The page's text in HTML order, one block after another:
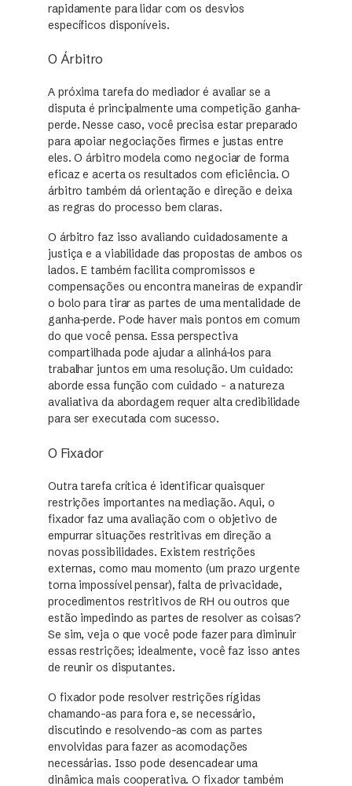
rapidamente para lidar com os desvios
específicos disponíveis.
O Árbitro
A próxima tarefa do mediador é avaliar se a
disputa é principalmente uma competição ganha-
perde. Nesse caso, você precisa estar preparado
para apoiar negociações firmes e justas entre
eles. O árbitro modela como negociar de forma
eficaz e acerta os resultados com eficiência. O
árbitro também dá orientação e direção e deixa
as regras do processo bem claras.
O árbitro faz isso avaliando cuidadosamente a
justiça e a viabilidade das propostas de ambos os
lados. E também facilita compromissos e
compensações ou encontra maneiras de expandir
o bolo para tirar as partes de uma mentalidade de
ganha-perde. Pode haver mais pontos em comum
do que você pensa. Essa perspectiva
compartilhada pode ajudar a alinhá-los para
trabalhar juntos em uma resolução. Um cuidado:
aborde essa função com cuidado – a natureza
avaliativa da abordagem requer alta credibilidade
para ser executada com sucesso.
O Fixador
Outra tarefa crítica é identificar quaisquer
restrições importantes na mediação. Aqui, o
fixador faz uma avaliação com o objetivo de
empurrar situações restritivas em direção a
novas possibilidades. Existem restrições
externas, como mau momento (um prazo urgente
torna impossível pensar), falta de privacidade,
procedimentos restritivos de RH ou outros que
estão impedindo as partes de resolver as coisas?
Se sim, veja o que você pode fazer para diminuir
essas restrições; idealmente, você faz isso antes
de reunir os disputantes.
O fixador pode resolver restrições rígidas
chamando-as para fora e, se necessário,
discutindo e resolvendo-as com as partes
envolvidas para fazer as acomodações
necessárias. Isso pode desencadear uma
dinâmica mais cooperativa. O fixador também